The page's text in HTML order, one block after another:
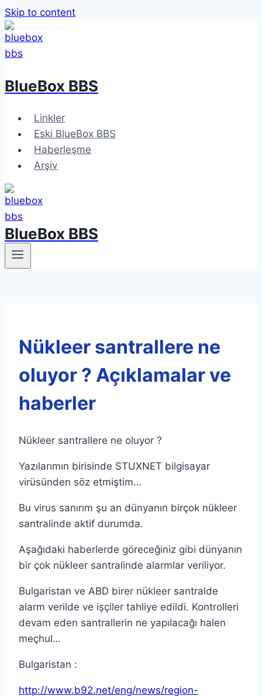
Skip to content
BlueBox BBS
Linkler
Eski BlueBox BBS
Haberleşme
Arşiv
BlueBox BBS
Nükleer santrallere ne
oluyor ? Açıklamalar ve
haberler
Nükleer santrallere ne oluyor ?
Yazılarımın birisinde STUXNET bilgisayar
virüsünden söz etmiştim…
Bu virus sanırım şu an dünyanın birçok nükleer
santralinde aktif durumda.
Aşağıdaki haberlerde göreceğiniz gibi dünyanın
bir çok nükleer santralinde alarmlar veriliyor.
Bulgaristan ve ABD birer nükleer santralde
alarm verilde ve işçiler tahliye edildi. Kontrolleri
devam eden santrallerin ne yapılacağı halen
meçhul…
Bulgaristan :
http://www.b92.net/eng/news/region-